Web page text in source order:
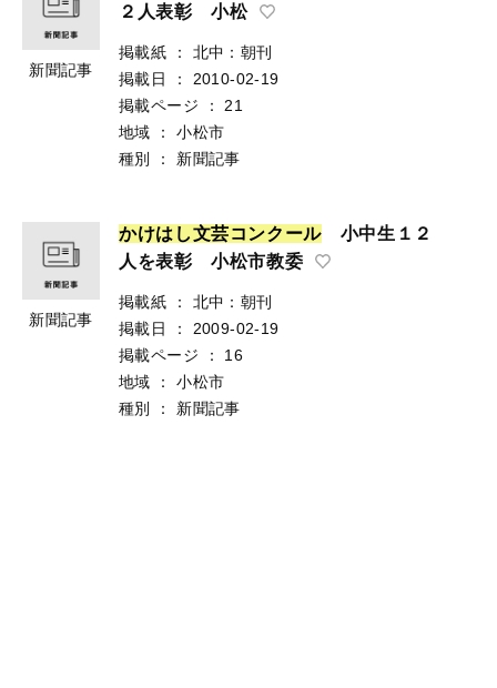
新聞記事
２人表彰 小松
掲載紙 ：
北中：朝刊
掲載日
：
2010-02-19
掲載ページ
：
21
地域
：
小松市
種別
： 新聞記事
新聞記事
かけは し文芸コ ンク ール 小中生１２
人を表彰 小松市教委
掲載紙 ：
北中：朝刊
掲載日
：
2009-02-19
掲載ページ
：
16
地域
：
小松市
種別
： 新聞記事